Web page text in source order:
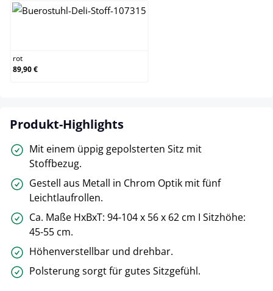
rot
89,90 €
Produkt-Highlights
Mit einem üppig gepolsterten Sitz mit
Stoffbezug.
Gestell aus Metall in Chrom Optik mit fünf
Leichtlaufrollen.
Ca. Maße HxBxT: 94-104 x 56 x 62 cm I Sitzhöhe:
45-55 cm.
Höhenverstellbar und drehbar.
Polsterung sorgt für gutes Sitzgefühl.